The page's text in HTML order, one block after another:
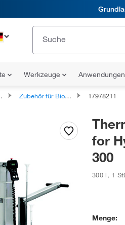
Werkzeuge Anwendungen
Zubehör für Bioprozesssysteme 17978211
for
300
300 l, 1
Menge: